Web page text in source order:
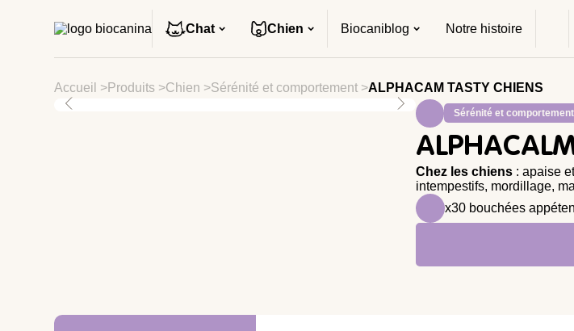
Chat Chien Biocaniblog Notre histoire
Accueil >Produits >Chien >Sérénité et comportement >ALPHACAM TASTY CHIENS
Sérénité et comportement
Chez les chiens: apaise
intempestifs, mordillage,
x30 bouchées